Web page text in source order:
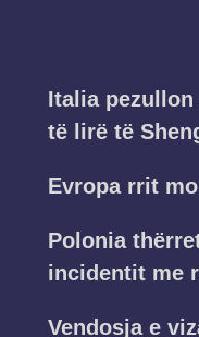
Italia
të lirë të
Evropa rrit
Polonia
incidentit me
Vendosja e